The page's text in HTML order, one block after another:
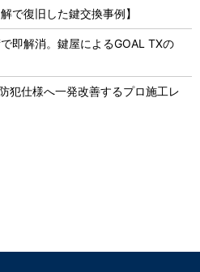
で復旧した鍵交換事例】
即解消。鍵屋によるGOAL TXの
犯仕様へ一発改善するプロ施工レ